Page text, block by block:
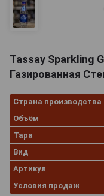
Tassay Sparkling
Газированная
Страна производства
Объём
Тара
Вид
Артикул
Условия продаж